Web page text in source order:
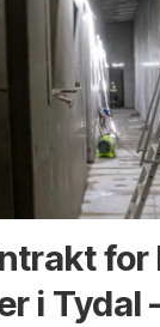
for
i Tydal